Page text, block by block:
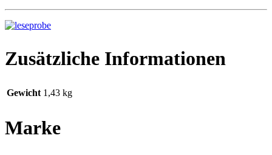
Zusätzliche Informationen
Gewicht 1,43 kg
Marke